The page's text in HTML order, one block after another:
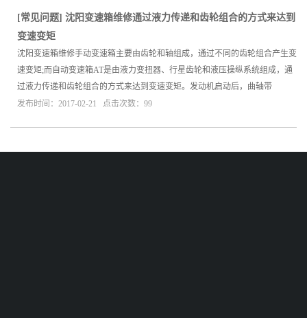
[常见问题] 沈阳变速箱维修通过液力传递和齿轮组合的方式来达到
变速变矩
沈阳变速箱维修手动变速箱主要由齿轮和轴组成，通过不同的齿轮组合产生变
速变矩;而自动变速箱AT是由液力变扭器、行星齿轮和液压操纵系统组成，通
过液力传递和齿轮组合的方式来达到变速变矩。发动机启动后，曲轴带
发布时间：2017-02-21 点击次数：99